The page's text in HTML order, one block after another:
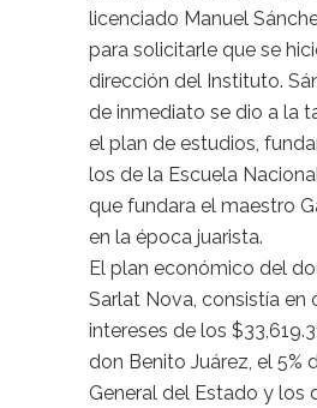
licenciado Manuel
para solicitarle que se
dirección del Instituto.
de inmediato se dio a la
el plan de estudios,
los de la Escuela
que fundara el maestro
en la época juarista.
El plan económico del
Sarlat Nova, consistía en
intereses de los
don Benito Juárez, el 5%
General del Estado y los